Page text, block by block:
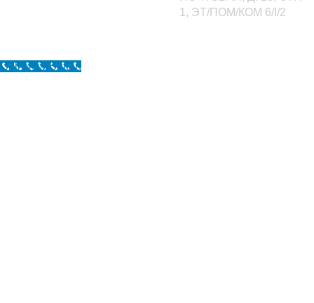
1, ЭТ/ПОМ/КОМ 6/I/2
Call Now Button